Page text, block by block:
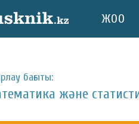
ЖОО
бағыты:
және